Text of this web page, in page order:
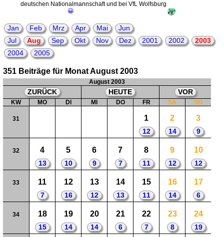
deutschen Nationalmannschaft und bei VfL Wolfsburg
😀
Jan Feb Mrz Apr Mai
Jun
Jul
Aug Sep Okt Nov Dez 2001 2002
2003
2004
2005
351 Beiträge für Monat August 2003
August 2003
ZURÜCK HEUTE VOR
KW MO DI MI DO FR SA SO
31 1
12
2
14
3
9
32 4
13
5
10
6
9
7
7
8
11
9
12
10
12
33 11
7
12
16
13
12
14
13
15
11
16
14
17
6
34 18
15
19
14
20
14
21
6
22
7
23
8
24
19